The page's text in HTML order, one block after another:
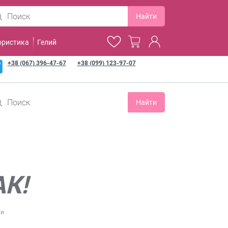
Найти
Гелий
+38 (067) 396-47-67 +38 (099) 123-97-07
Найти